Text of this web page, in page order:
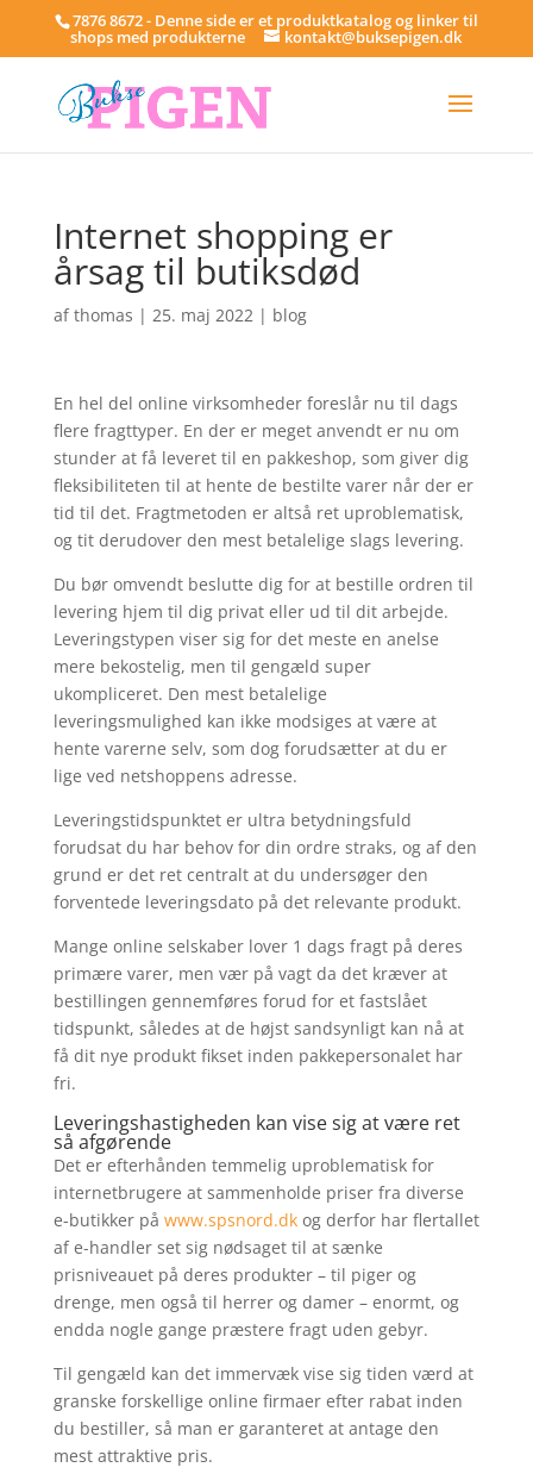
7876 8672 - Denne side er et produktkatalog og linker til
shops med produkterne kontakt@buksepigen.dk
Internet shopping er
årsag til butiksdød
afthomas | 25. maj 2022| blog
En hel del online virksomheder foreslår nu til dags
flere fragttyper. En der er meget anvendt er nu om
stunder at få leveret til en pakkeshop, som giver dig
fleksibiliteten til at hente de bestilte varer når der er
tid til det. Fragtmetoden er altså ret uproblematisk,
og tit derudover den mest betalelige slags levering.
Du bør omvendt beslutte dig for at bestille ordren til
levering hjem til dig privat eller ud til dit arbejde.
Leveringstypen viser sig for det meste en anelse
mere bekostelig, men til gengæld super
ukompliceret. Den mest betalelige
leveringsmulighed kan ikke modsiges at være at
hente varerne selv, som dog forudsætter at du er
lige ved netshoppens adresse.
Leveringstidspunktet er ultra betydningsfuld
forudsat du har behov for din ordre straks, og af den
grund er det ret centralt at du undersøger den
forventede leveringsdato på det relevante produkt.
Mange online selskaber lover 1 dags fragt på deres
primære varer, men vær på vagt da det kræver at
bestillingen gennemføres forud for et fastslået
tidspunkt, således at de højst sandsynligt kan nå at
få dit nye produkt fikset inden pakkepersonalet har
fri.
Leveringshastigheden kan vise sig at være ret
så afgørende
Det er efterhånden temmelig uproblematisk for
internetbrugere at sammenholde priser fra diverse
e-butikker på www.spsnord.dkog derfor har flertallet
af e-handler set sig nødsaget til at sænke
prisniveauet på deres produkter – til piger og
drenge, men også til herrer og damer – enormt, og
endda nogle gange præstere fragt uden gebyr.
Til gengæld kan det immervæk vise sig tiden værd at
granske forskellige online firmaer efter rabat inden
du bestiller, så man er garanteret at antage den
mest attraktive pris.